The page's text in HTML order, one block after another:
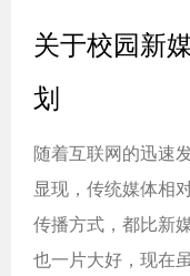
关于校园新
划
随着互联网的迅速
显现，传统媒体相
传播方式，都比新
也一片大好，现在